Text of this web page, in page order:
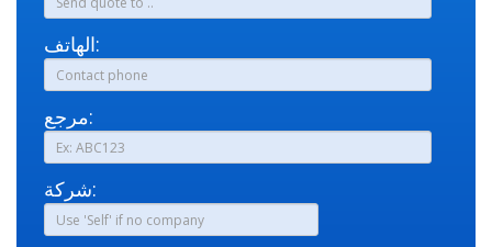
الهاتف:
مرجع:
شركة: